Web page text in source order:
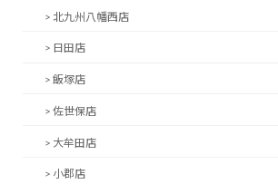
> 北九州八幡西店
> 日田店
> 飯塚店
> 佐世保店
> 大牟田店
> 小郡店